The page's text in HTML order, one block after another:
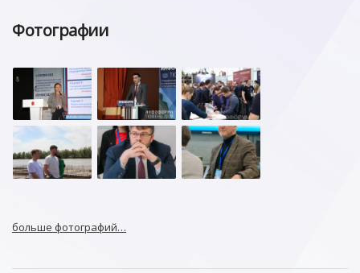
Фотографии
больше фотографий…